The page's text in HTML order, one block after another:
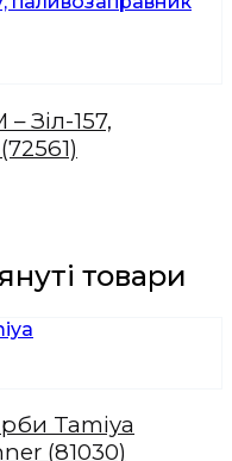
Зіл-157,
товари
Tamiya
(81030)